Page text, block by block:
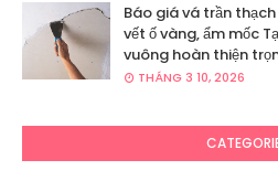
Báo giá vá trần
vết ố vàng, ẩm mốc
vuông hoàn thiện
THÁNG 3 10, 2026